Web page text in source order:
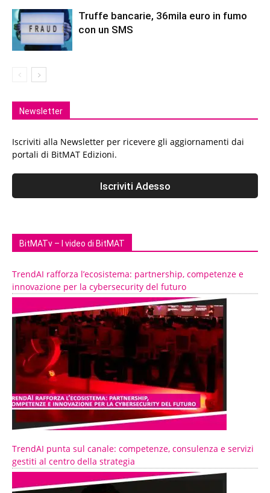
Truffe bancarie, 36mila euro in fumo
con un SMS
Newsletter
Iscriviti alla Newsletter per ricevere gli aggiornamenti dai
portali di BitMAT Edizioni.
BitMATv – I video di BitMAT
TrendAI rafforza l’ecosistema: partnership, competenze e
innovazione per la cybersecurity del futuro
TrendAI punta sul canale: competenze, consulenza e servizi
gestiti al centro della strategia